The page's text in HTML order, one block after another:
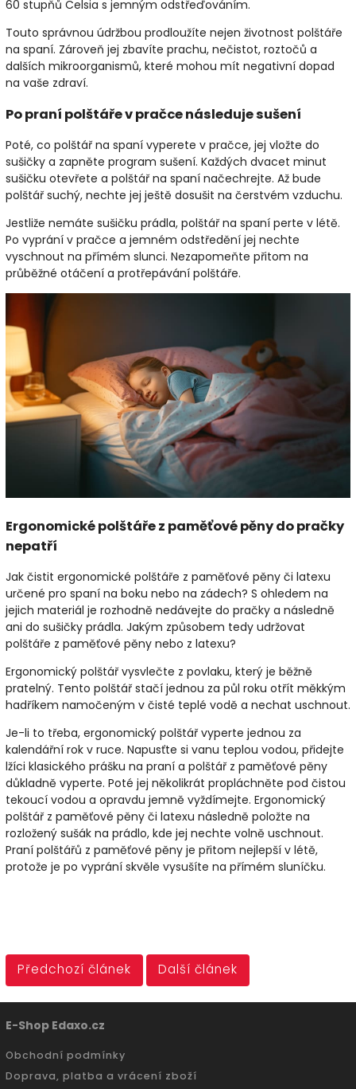
60 stupňů Celsia s jemným odstřeďováním.
Touto správnou údržbou prodloužíte nejen životnost polštáře
na spaní. Zároveň jej zbavíte prachu, nečistot, roztočů a
dalších mikroorganismů, které mohou mít negativní dopad
na vaše zdraví.
Po praní polštáře v pračce následuje sušení
Poté, co polštář na spaní vyperete v pračce, jej vložte do
sušičky a zapněte program sušení. Každých dvacet minut
sušičku otevřete a polštář na spaní načechrejte. Až bude
polštář suchý, nechte jej ještě dosušit na čerstvém vzduchu.
Jestliže nemáte sušičku prádla, polštář na spaní perte v létě.
Po vyprání v pračce a jemném odstředění jej nechte
vyschnout na přímém slunci. Nezapomeňte přitom na
průběžné otáčení a protřepávání polštáře.
Ergonomické polštáře z paměťové pěny do pračky
nepatří
Jak čistit ergonomické polštáře z paměťové pěny či latexu
určené pro spaní na boku nebo na zádech? S ohledem na
jejich materiál je rozhodně nedávejte do pračky a následně
ani do sušičky prádla. Jakým způsobem tedy udržovat
polštáře z paměťové pěny nebo z latexu?
Ergonomický polštář vysvlečte z povlaku, který je běžně
pratelný. Tento polštář stačí jednou za půl roku otřít měkkým
hadříkem namočeným v čisté teplé vodě a nechat uschnout.
Je-li to třeba, ergonomický polštář vyperte jednou za
kalendářní rok v ruce. Napusťte si vanu teplou vodou, přidejte
lžíci klasického prášku na praní a polštář z paměťové pěny
důkladně vyperte. Poté jej několikrát propláchněte pod čistou
tekoucí vodou a opravdu jemně vyždímejte. Ergonomický
polštář z paměťové pěny či latexu následně položte na
rozložený sušák na prádlo, kde jej nechte volně uschnout.
Praní polštářů z paměťové pěny je přitom nejlepší v létě,
protože je po vyprání skvěle vysušíte na přímém sluníčku.
Předchozí článek Další článek
E-Shop Edaxo.cz
Obchodní podmínky
Doprava, platba a vrácení zboží